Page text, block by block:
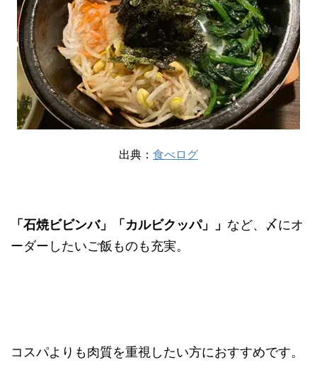
出典： 食べログ
「石焼ビビンバ」「カルビクッパ」」 など、〆にオ
ーダーしたいご飯ものも充実。
コスパよりも肉質を重視したい方におすすめです。